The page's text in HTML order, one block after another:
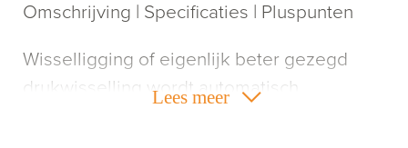
Omschrijving | Specificaties | Pluspunten
Lees meer
Wisselligging of eigenlijk beter gezegd
drukwisselling wordt automatisch